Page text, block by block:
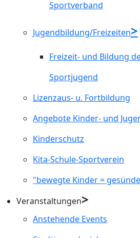
Sportverband
Jugendbildung/Freizeiten
Freizeit- und Bildung
Sportjugend
Lizenzaus- u. Fortbildung
Angebote Kinder- und
Kinderschutz
Kita-Schule-Sportverein
"bewegte Kinder =
Veranstaltungen
Anstehende Events